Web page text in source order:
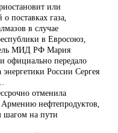
или
поставках газа,
в случае
в Евросоюз,
МИД РФ Мария
официально передало
России Сергея
отменила
нефтепродуктов,
шагом на пути